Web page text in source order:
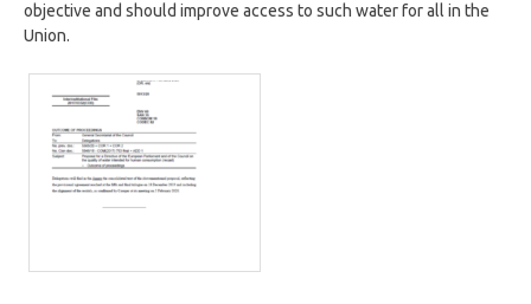
objective and should improve access to such water for all in the
Union.